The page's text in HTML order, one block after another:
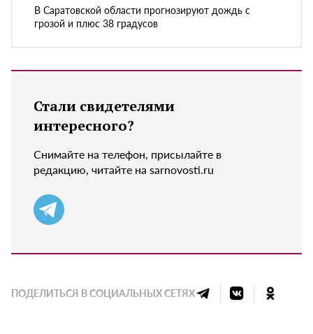
В Саратовской области прогнозируют дождь с
грозой и плюс 38 градусов
Стали свидетелями
интересного?
Снимайте на телефон, присылайте в
редакцию, читайте на sarnovosti.ru
ПОДЕЛИТЬСЯ В СОЦИАЛЬНЫХ СЕТЯХ